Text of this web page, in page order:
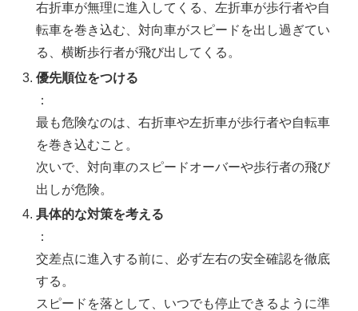
右折車が無理に進入してくる、左折車が歩行者や自
転車を巻き込む、対向車がスピードを出し過ぎてい
る、横断歩行者が飛び出してくる。
優先順位をつける
：
最も危険なのは、右折車や左折車が歩行者や自転車
を巻き込むこと。
次いで、対向車のスピードオーバーや歩行者の飛び
出しが危険。
具体的な対策を考える
：
交差点に進入する前に、必ず左右の安全確認を徹底
する。
スピードを落として、いつでも停止できるように準